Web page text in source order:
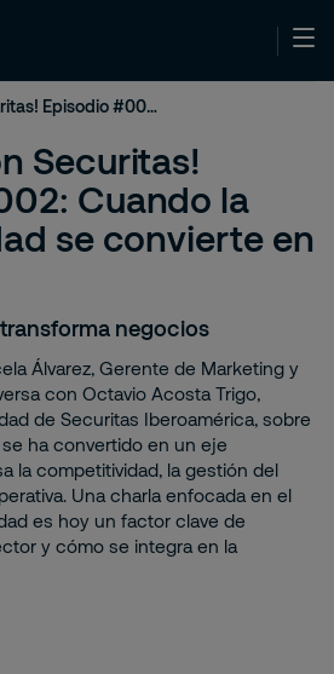
¡Un café con Securitas! Episodio #002: Cuando la sostenibilidad se convierte en estrategia
Securitas!
Cuando la
se convierte en
negocios
Álvarez, Gerente de Marketing y
con Octavio Acosta Trigo,
de Securitas Iberoamérica, sobre
ha convertido en un eje
la competitividad, la gestión del
Una charla enfocada en el
es hoy un factor clave de
y cómo se integra en la